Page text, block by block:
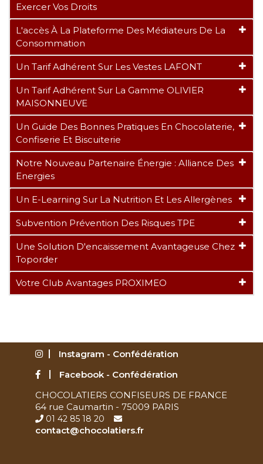
Exercer Vos Droits
L'accès À La Plateforme Des Médiateurs De La
Consommation
Un Tarif Adhérent Sur Les Vestes LAFONT
Un Tarif Adhérent Sur La Gamme OLIVIER
MAISONNEUVE
Un Guide Des Bonnes Pratiques En Chocolaterie,
Confiserie Et Biscuiterie
Notre Nouveau Partenaire Énergie : Alliance Des
Energies
Un E-Learning Sur La Nutrition Et Les Allergènes
Subvention Prévention Des Risques TPE
Une Solution D'encaissement Avantageuse Chez
Toporder
Votre Club Avantages PROXIMEO
Instagram - Confédération
Facebook - Confédération
CHOCOLATIERS CONFISEURS DE FRANCE
64 rue Caumartin - 75009 PARIS
01 42 85 18 20
contact@chocolatiers.fr